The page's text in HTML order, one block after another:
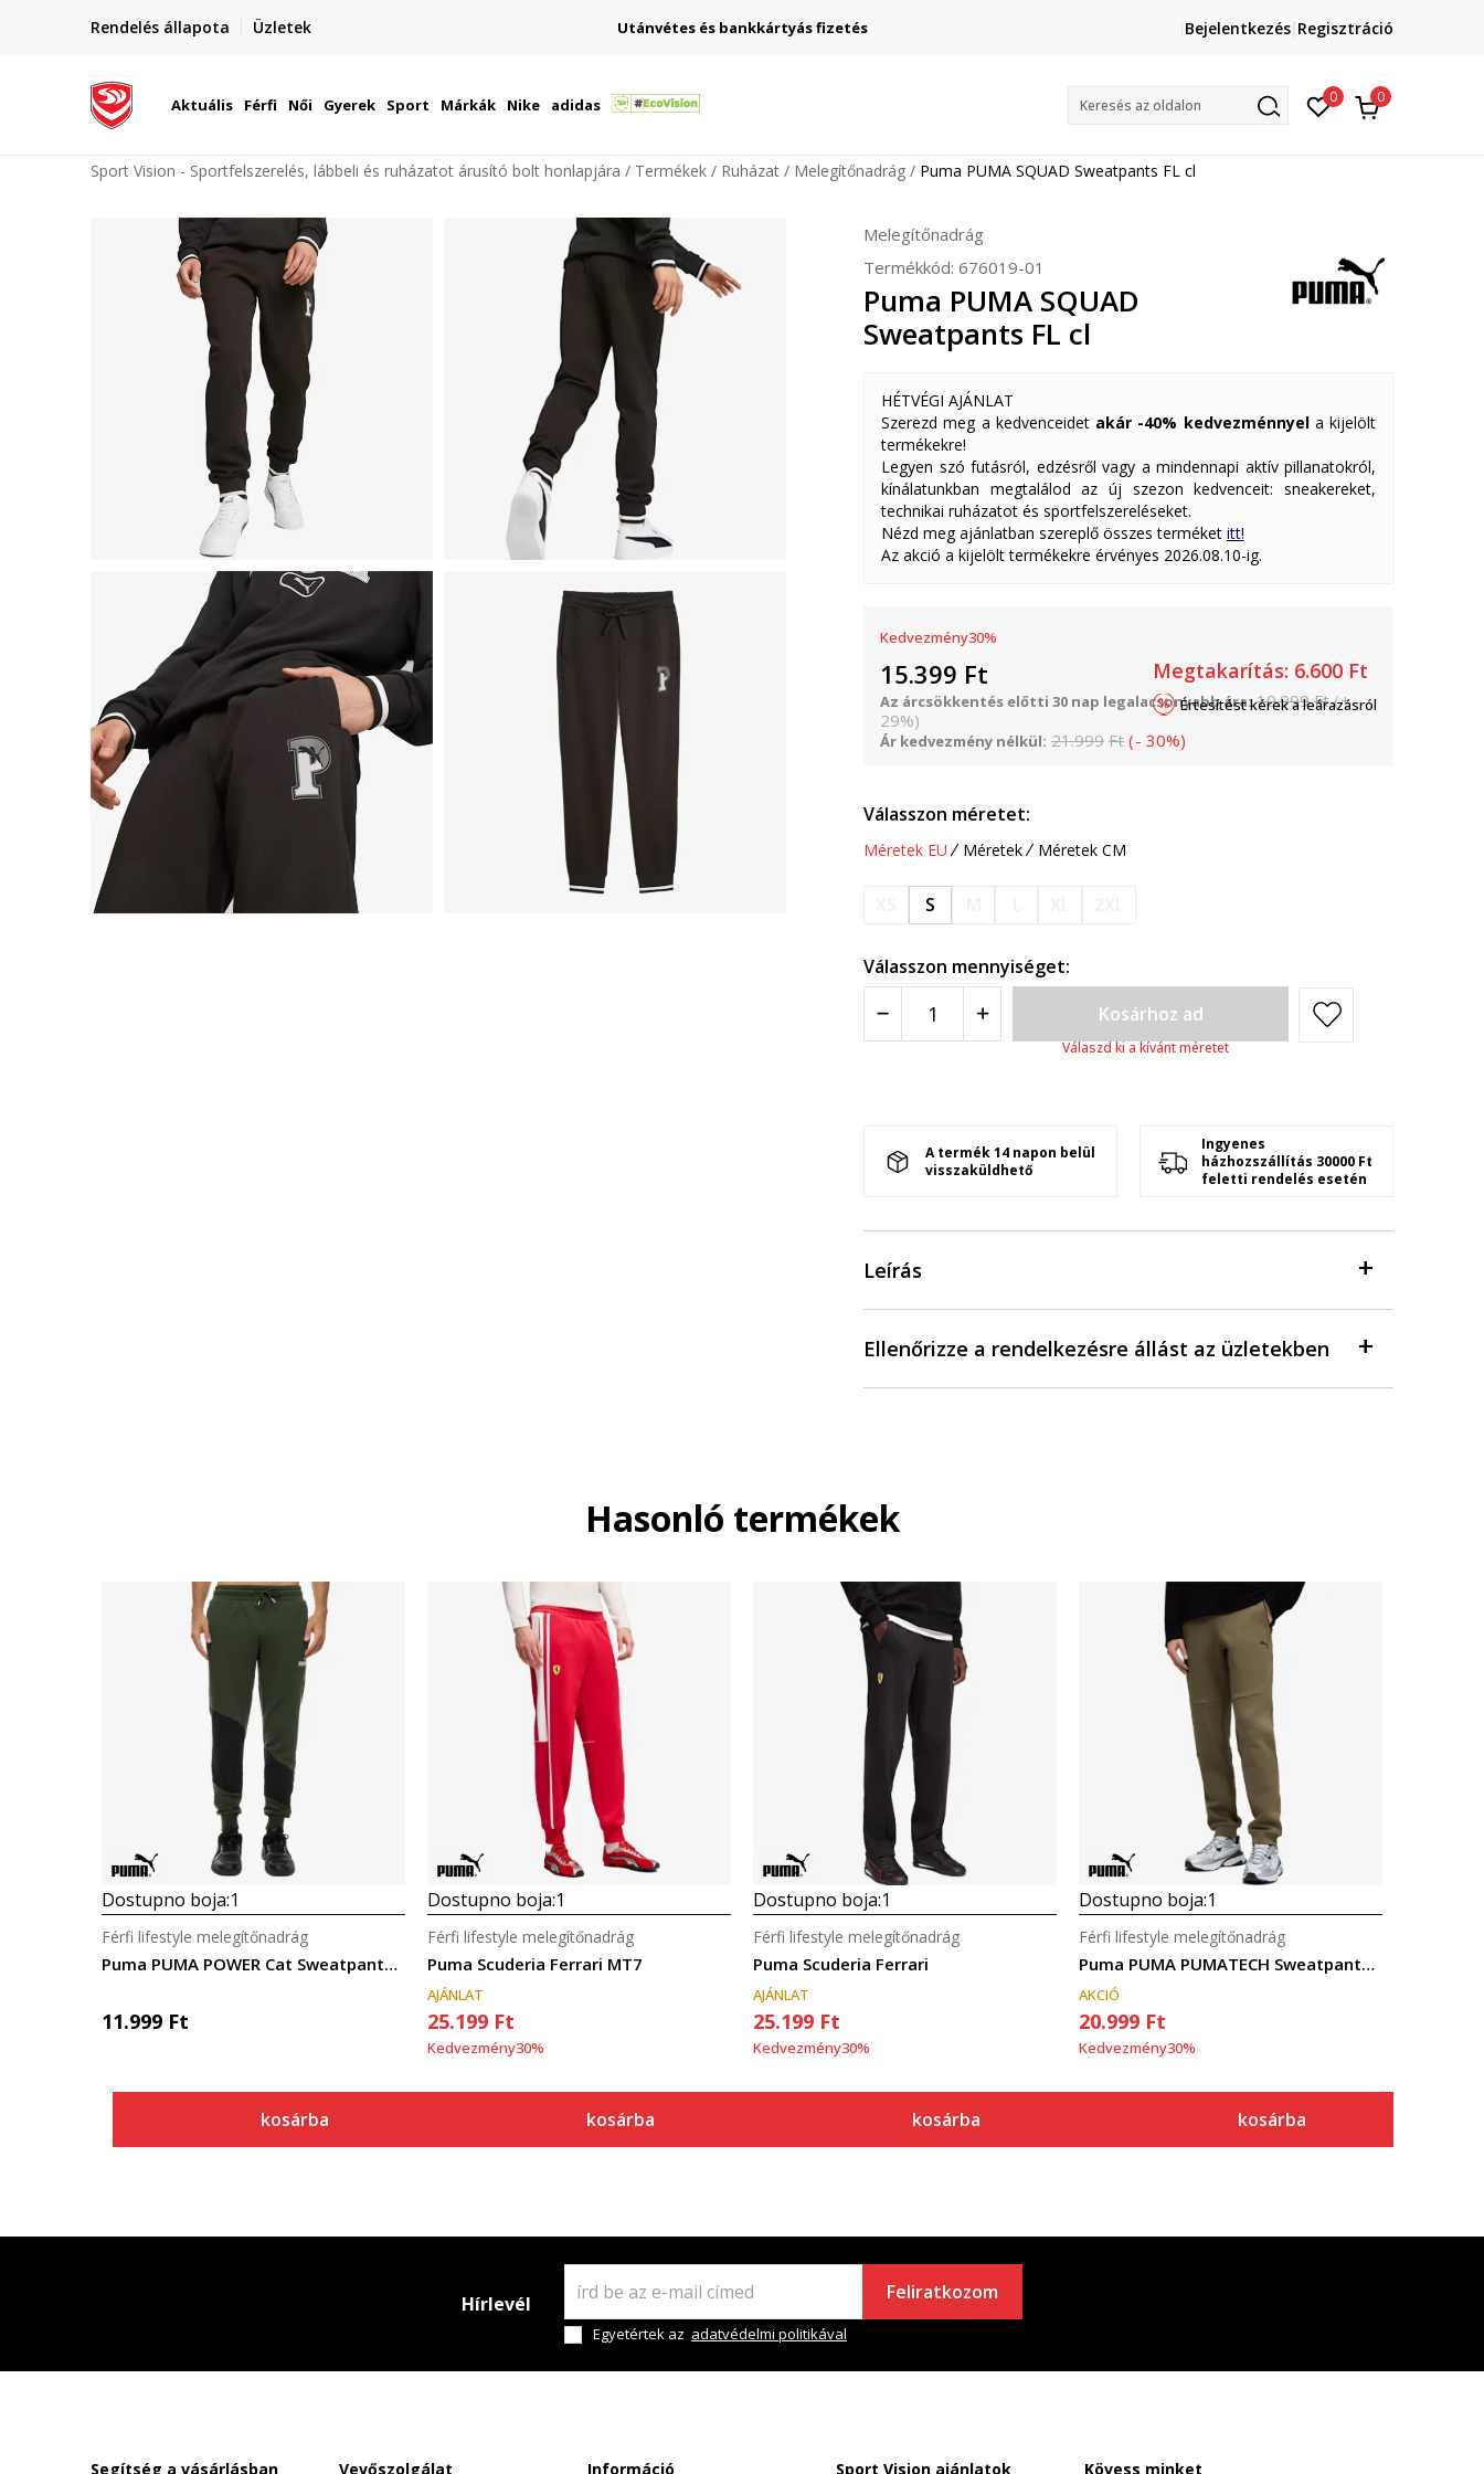
Rendelés állapota Üzletek
Szállítás Magyarország területén Utánvétes és bankkártyás fizetés
Lépj velünk kapcsolatba
online@sport-vision.huBejelentkezés Regisztráció
Aktuális Férfi Női Gyerek Sport Márkák Nike adidas Keresés az oldalon 0 0
Sport Vision - Sportfelszerelés, lábbeli és ruházatot árusító bolt honlapjára Termékek Ruházat Melegítőnadrág Puma PUMA SQUAD Sweatpants FL cl
Melegítőnadrág
Termékkód: 676019-01
Puma PUMA SQUAD
Sweatpants FL cl
HÉTVÉGI AJÁNLAT
Szerezd meg a kedvenceidet akár -40% kedvezménnyel a kijelölt
termékekre!
Legyen szó futásról, edzésről vagy a mindennapi aktív pillanatokról,
kínálatunkban megtalálod az új szezon kedvenceit: sneakereket,
technikai ruházatot és sportfelszereléseket.
Nézd meg ajánlatban szereplő összes terméket itt!
Az akció a kijelölt termékekre érvényes 2026.08.10-ig.
Kedvezmény30%
15.399 Ft
Az árcsökkentés előtti 30 nap legalacsonyabb ára: 10.999 Ft (+
29%)
Ár kedvezmény nélkül: 21.999 Ft (- 30%)
Megtakarítás: 6.600 Ft
Értesítést kérek a leárazásról
Válasszon méretet:
Méretek EU Méretek Méretek CM
S
Válasszon mennyiséget:
Kosárhoz ad
Válaszd ki a kívánt méretet
A termék 14 napon belül
visszaküldhető
Ingyenes
házhozszállítás 30000 Ft
feletti rendelés esetén
Leírás
Ellenőrizze a rendelkezésre állást az üzletekben
Hasonló termékek
Dostupno boja:1
Puma PUMA POWER Cat Sweatpants TR cl
Férfi lifestyle melegítőnadrág
11.999 Ft
kosárba
Dostupno boja:1
Puma Scuderia Ferrari MT7
Férfi lifestyle melegítőnadrág
AJÁNLAT
25.199 Ft
Kedvezmény30%
kosárba
Dostupno boja:1
Puma Scuderia Ferrari
Férfi lifestyle melegítőnadrág
AJÁNLAT
25.199 Ft
Kedvezmény30%
kosárba
Dostupno boja:1
Puma PUMA PUMATECH Sweatpants DK cl
Férfi lifestyle melegítőnadrág
AKCIÓ
20.999 Ft
Kedvezmény30%
kosárba
Hírlevél Feliratkozom
Egyetértek az adatvédelmi politikával
Segítség a vásárlásban Vevőszolgálat Információ Sport Vision ajánlatok Kövess minket